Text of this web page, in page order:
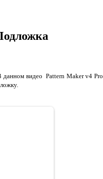
данном видео Pattern Maker v4